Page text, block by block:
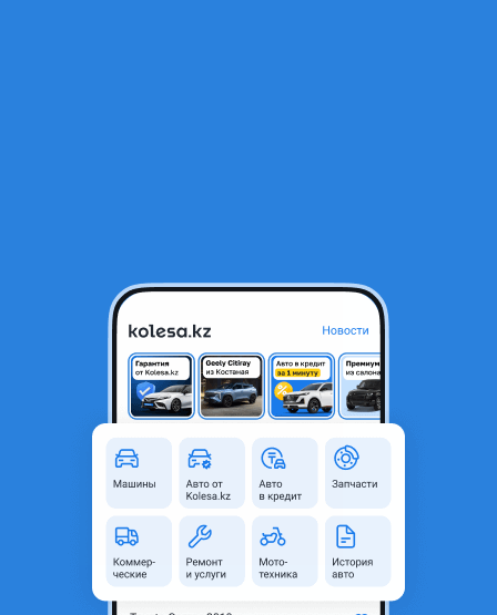
Toyota Land Cruiser Prado 2021 года
25 000 000 ₸
Объявление находится в архиве и может быть
Уральск, Западно-
Казахстанская область